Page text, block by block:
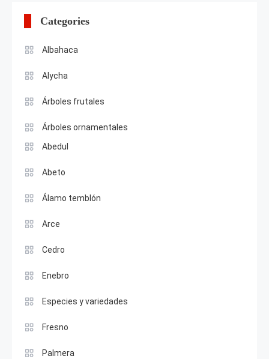
Categories
Albahaca
Alycha
Árboles frutales
Árboles ornamentales
Abedul
Abeto
Álamo temblón
Arce
Cedro
Enebro
Especies y variedades
Fresno
Palmera